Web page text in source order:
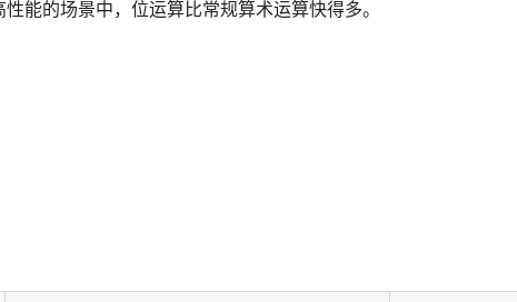
能的场景中，位运算比常规算术运算快得多。